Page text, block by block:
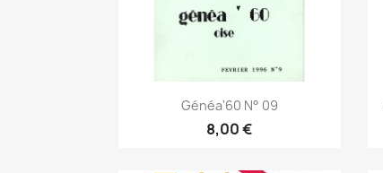
Anteprima
Généa'60 N° 09
8,00 €